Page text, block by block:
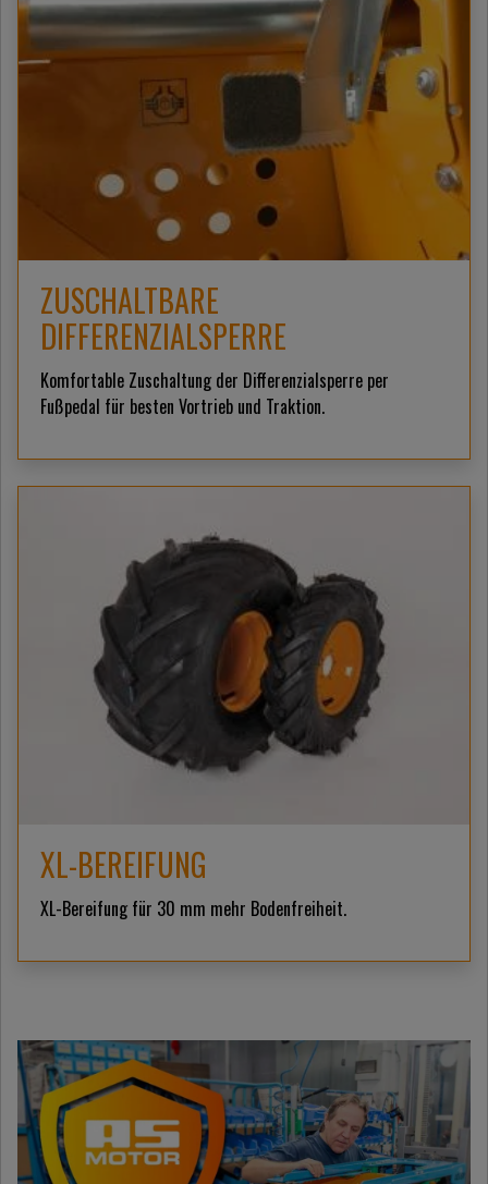
ZUSCHALTBARE
DIFFERENZIALSPERRE
Komfortable Zuschaltung der Differenzialsperre per
Fußpedal für besten Vortrieb und Traktion.
XL-BEREIFUNG
XL-Bereifung für 30 mm mehr Bodenfreiheit.